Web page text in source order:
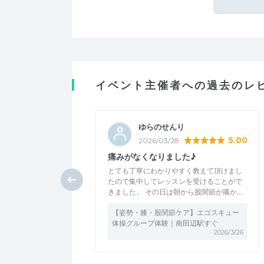
イベント主催者への過去のレ
ゆらのせんり
2026/03/28 5.00
痛みがなくなりました♪
とても丁寧にわかりやすく教えて頂けまし
たので集中してレッスンを受けることがで
きました。 その日は朝から股関節が痛か…
【姿勢・膝・股関節ケア】エゴスキュー
体操グループ体験｜南田辺駅すぐ
2026/3/26